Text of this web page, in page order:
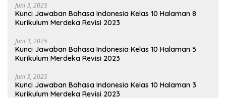
Juni 3, 2025
Kunci Jawaban Bahasa Indonesia Kelas 10 Halaman 8
Kurikulum Merdeka Revisi 2023
Juni 3, 2025
Kunci Jawaban Bahasa Indonesia Kelas 10 Halaman 5
Kurikulum Merdeka Revisi 2023
Juni 3, 2025
Kunci Jawaban Bahasa Indonesia Kelas 10 Halaman 3
Kurikulum Merdeka Revisi 2023